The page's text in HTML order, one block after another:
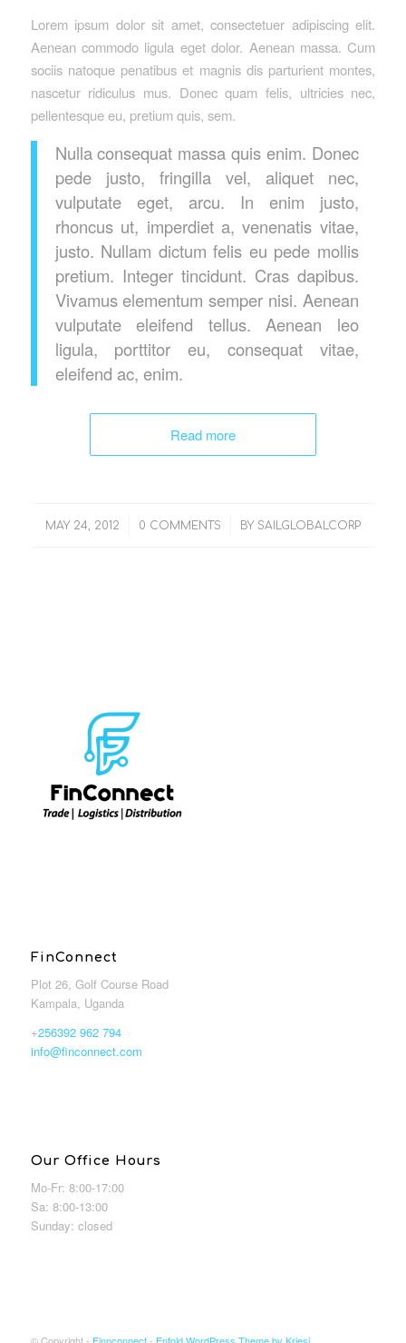
Lorem ipsum dolor sit amet, consectetuer adipiscing elit.
Aenean commodo ligula eget dolor. Aenean massa. Cum
sociis natoque penatibus et magnis dis parturient montes,
nascetur ridiculus mus. Donec quam felis, ultricies nec,
pellentesque eu, pretium quis, sem.
Nulla consequat massa quis enim. Donec
pede justo, fringilla vel, aliquet nec,
vulputate eget, arcu. In enim justo,
rhoncus ut, imperdiet a, venenatis vitae,
justo. Nullam dictum felis eu pede mollis
pretium. Integer tincidunt. Cras dapibus.
Vivamus elementum semper nisi. Aenean
vulputate eleifend tellus. Aenean leo
ligula, porttitor eu, consequat vitae,
eleifend ac, enim.
Read more
MAY 24, 2012
/ 0 COMMENTS
/ BY SAILGLOBALCORP
FinConnect
Plot 26, Golf Course Road
Kampala, Uganda
+256392 962 794
info@finconnect.com
Our Office Hours
Mo-Fr: 8:00-17:00
Sa: 8:00-13:00
Sunday: closed